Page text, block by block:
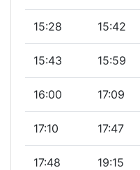
15:28 15:42
15:43 15:59
16:00 17:09
17:10 17:47
17:48 19:15